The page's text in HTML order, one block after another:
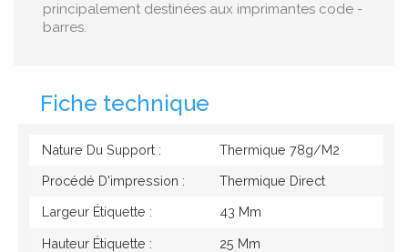
principalement destinées aux imprimantes code -
barres.
Fiche technique
Nature Du Support : Thermique 78g/M2
Procédé D'impression : Thermique Direct
Largeur Étiquette : 43 Mm
Hauteur Étiquette : 25 Mm